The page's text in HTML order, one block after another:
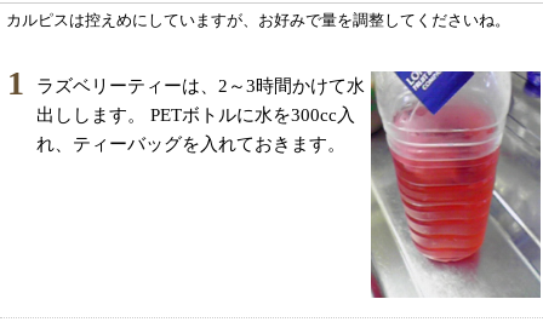
カルピスは控えめにしていますが、お好みで量を調整してくださいね。
1
ラズベリーティーは、2～3時間かけて水
出しします。 PETボトルに水を300cc入
れ、ティーバッグを入れておきます。